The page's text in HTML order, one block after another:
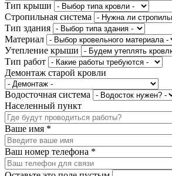
Тип крыши
Стропильная система
Тип здания
Материал
Утепление крыши
Тип работ
Демонтаж старой кровли
Водосточная система
Населенный пункт
Ваше имя *
Ваш номер телефона *